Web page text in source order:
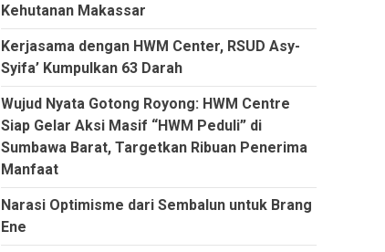
Kehutanan Makassar
Kerjasama dengan HWM Center, RSUD Asy-
Syifa’ Kumpulkan 63 Darah
Wujud Nyata Gotong Royong: HWM Centre
Siap Gelar Aksi Masif “HWM Peduli” di
Sumbawa Barat, Targetkan Ribuan Penerima
Manfaat
Narasi Optimisme dari Sembalun untuk Brang
Ene